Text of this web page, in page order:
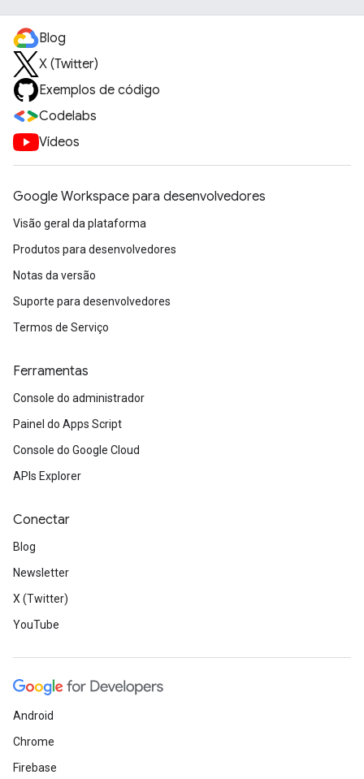
Blog
X (Twitter)
Exemplos de código
Codelabs
Vídeos
Google Workspace para desenvolvedores
Visão geral da plataforma
Produtos para desenvolvedores
Notas da versão
Suporte para desenvolvedores
Termos de Serviço
Ferramentas
Console do administrador
Painel do Apps Script
Console do Google Cloud
APIs Explorer
Conectar
Blog
Newsletter
X (Twitter)
YouTube
Android
Chrome
Firebase